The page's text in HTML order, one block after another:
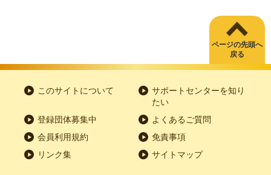
ページの先頭へ
戻る
このサイトについて
サポートセンターを知り
たい
登録団体募集中
よくあるご質問
会員利用規約
免責事項
リンク集
サイトマップ